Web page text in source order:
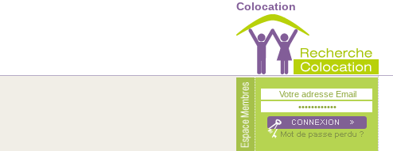
Colocation